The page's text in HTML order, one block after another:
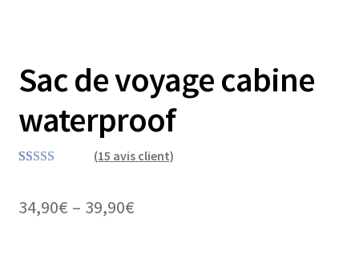
Sac de voyage cabine
waterproof
surnotations
(15 avis client)
34,90€ – 39,90€